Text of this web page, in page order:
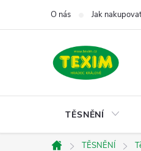
O nás Jak nakupovat
TĚSNĚNÍ
TĚSNĚNÍ